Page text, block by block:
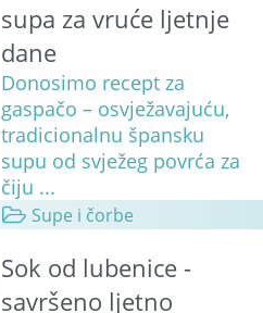
supa za vruće ljetnje
dane
Donosimo recept za
gaspačo – osvježavajuću,
tradicionalnu špansku
supu od svježeg povrća za
čiju ...
Supe i čorbe
Sok od lubenice -
savršeno ljetno